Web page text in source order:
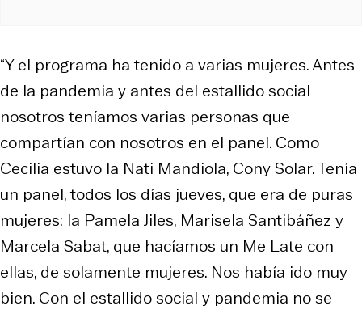
“Y el programa ha tenido a varias mujeres. Antes
de la pandemia y antes del estallido social
nosotros teníamos varias personas que
compartían con nosotros en el panel. Como
Cecilia estuvo la Nati Mandiola, Cony Solar. Tenía
un panel, todos los días jueves, que era de puras
mujeres: la Pamela Jiles, Marisela Santibáñez y
Marcela Sabat, que hacíamos un Me Late con
ellas, de solamente mujeres. Nos había ido muy
bien. Con el estallido social y pandemia no se